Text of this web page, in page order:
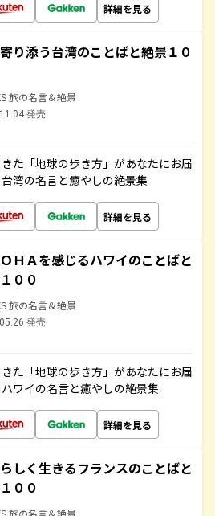
詳細を見る
り添う台湾のことばと絶景１０
旅の名言＆絶景
発売
た「地球の歩き方」があなたにお届
湾の名言と癒やしの絶景集
詳細を見る
ＨＡを感じるハワイのことばと
００
旅の名言＆絶景
発売
た「地球の歩き方」があなたにお届
ワイの名言と癒やしの絶景集
詳細を見る
しく生きるフランスのことばと
００
旅の名言＆絶景